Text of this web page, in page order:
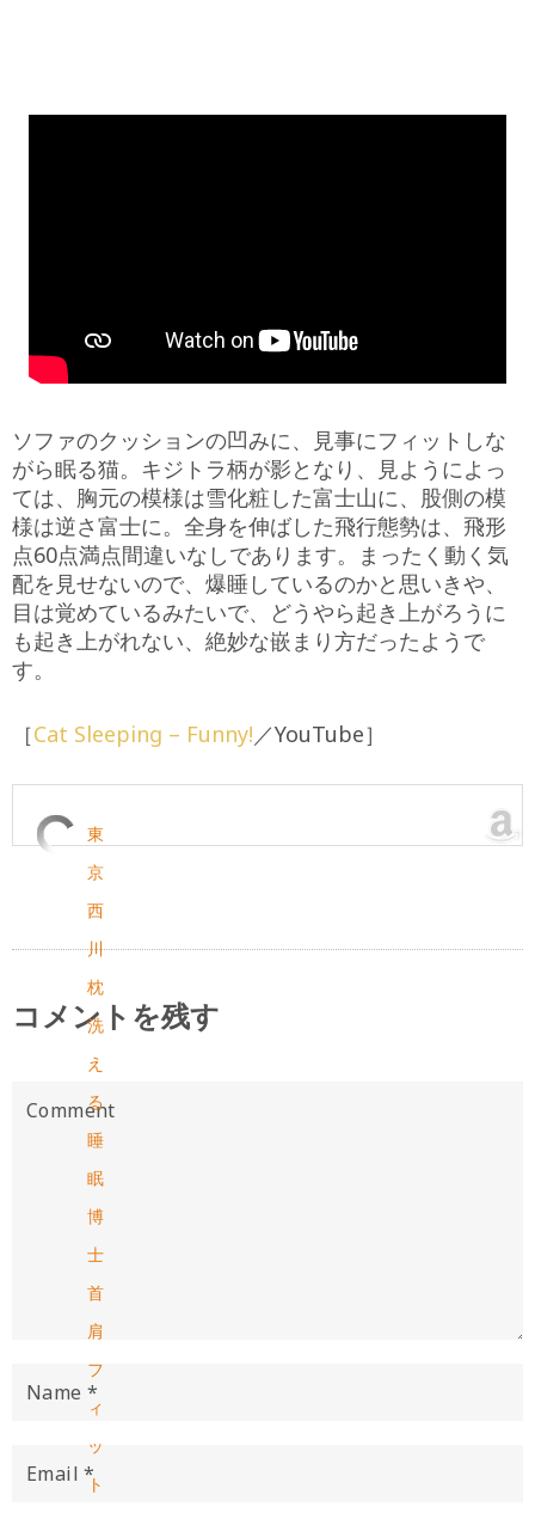
ソファのクッションの凹みに、見事にフィットしな
がら眠る猫。キジトラ柄が影となり、見ようによっ
ては、胸元の模様は雪化粧した富士山に、股側の模
様は逆さ富士に。全身を伸ばした飛行態勢は、飛形
点60点満点間違いなしであります。まったく動く気
配を見せないので、爆睡しているのかと思いきや、
目は覚めているみたいで、どうやら起き上がろうに
も起き上がれない、絶妙な嵌まり方だったようで
す。
［Cat Sleeping – Funny! ／YouTube］
東
京
西
川
枕
洗
え
る
睡
眠
博
士
首
肩
フ
ィ
ッ
ト
コメントを残す